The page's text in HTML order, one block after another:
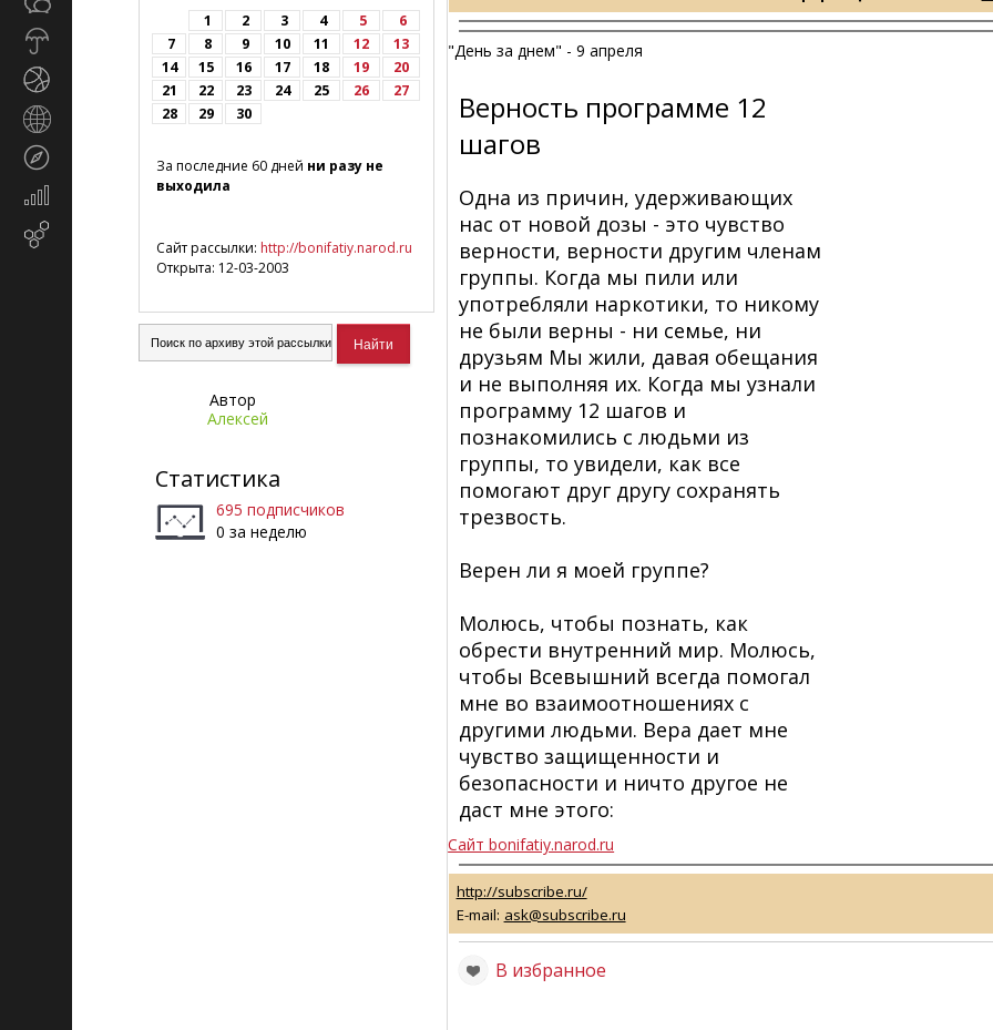
Экономика
маркетинг
1 2 3 4 5
6
7
8 9 10 11 12
13
14
15 16 17 18 19
20
21
22 23 24 25 26
27
28
29 30
За последние 60 дней ни разу не
выходила
Сайт рассылки: http://bonifatiy.narod.ru
Открыта: 12-03-2003
Автор
Алексей
Статистика
695 подписчиков
0 за неделю
"День за днем" - 9 апреля
Верность программе 12
шагов
Одна из причин, удерживающих
нас от новой дозы - это чувство
верности, верности другим членам
группы. Когда мы пили или
употребляли наркотики, то никому
не были верны - ни семье, ни
друзьям Мы жили, давая обещания
и не выполняя их. Когда мы узнали
программу 12 шагов и
познакомились с людьми из
группы, то увидели, как все
помогают друг другу сохранять
трезвость.
Верен ли я моей группе?
Молюсь, чтобы познать, как
обрести внутренний мир. Молюсь,
чтобы Всевышний всегда помогал
мне во взаимоотношениях с
другими людьми. Вера дает мне
чувство защищенности и
безопасности и ничто другое не
даст мне этого:
Сайт bonifatiy.narod.ru
http://subscribe.ru/
E-mail: ask@subscribe.ru
В избранное